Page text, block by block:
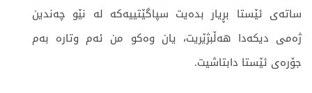
ساتەی ئێستا بڕیار بدەیت سپاگێتییەکە لە نێو چەندین
ژەمی دیکەدا هەڵبژێریت، یان وەکو من ئەم وتارە بەم
جۆرەی ئێستا دابتاشیت.